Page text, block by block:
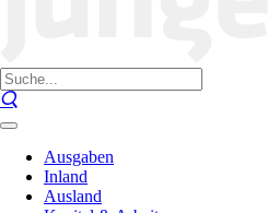
Ausgaben
Inland
Ausland